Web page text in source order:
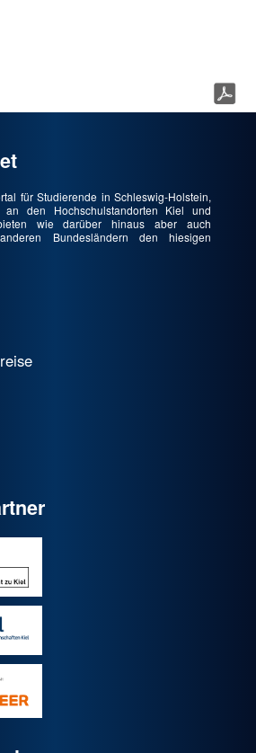
für Studierende in Schleswig-Holstein,
an den Hochschulstandorten Kiel und
wie darüber hinaus aber auch
Bundesländern den hiesigen